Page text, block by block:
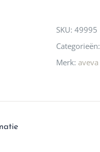
aardig en gezellig SKU: 49995
Categorieën:
Merk: aveva